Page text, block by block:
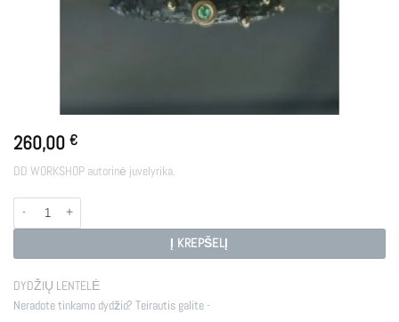
260,00 €
DD WORKSHOP autorinė juvelyrika.
produkto kiekis: ŽEMYNA
Į KREPŠELĮ
DYDŽIŲ LENTELĖ
Neradote tinkamo dydžio? Teirautis galite -